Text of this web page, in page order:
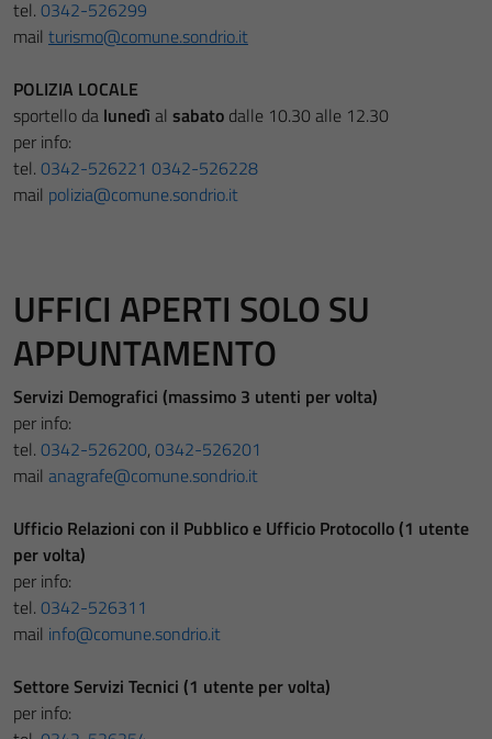
tel. 0342-526299
mail turismo@comune.sondrio.it
POLIZIA LOCALE
sportello da lunedì al sabato dalle 10.30 alle 12.30
per info:
tel. 0342-526221 0342-526228
mail polizia@comune.sondrio.it
UFFICI APERTI SOLO SU
APPUNTAMENTO
Servizi Demografici (massimo 3 utenti per volta)
per info:
tel. 0342-526200, 0342-526201
mail anagrafe@comune.sondrio.it
Ufficio Relazioni con il Pubblico e Ufficio Protocollo (1 utente
per volta)
per info:
tel. 0342-526311
mail info@comune.sondrio.it
Settore Servizi Tecnici (1 utente per volta)
per info: